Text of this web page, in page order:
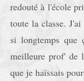
redouté à l'école
toute la classe.
si longtemps
meilleure prof' de
que je haïssais